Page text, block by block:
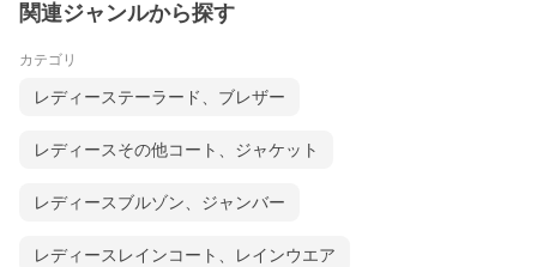
⇒ TOPページを見る
関連ジャンルから探す
カテゴリ
レディーステーラード、ブレザー
レディースその他コート、ジャケット
レディースブルゾン、ジャンバー
レディースレインコート、レインウエア